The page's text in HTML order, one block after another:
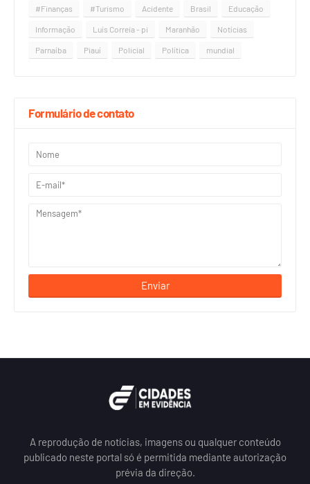
#Finanças #Turismo Acidente Brasil Educação
Informação Luís Correia - pi Maranhão Notícias
Parnaíba Piauí Policial Política mundial
Formulário de contato
A reprodução de notícias, imagens ou qualquer conteúdo
publicado neste portal só é permitida mediante autorização
prévia da direção.